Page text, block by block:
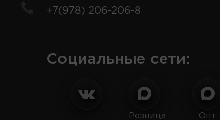
+7(978) 206-206-8
Социальные сети:
Розница Опт